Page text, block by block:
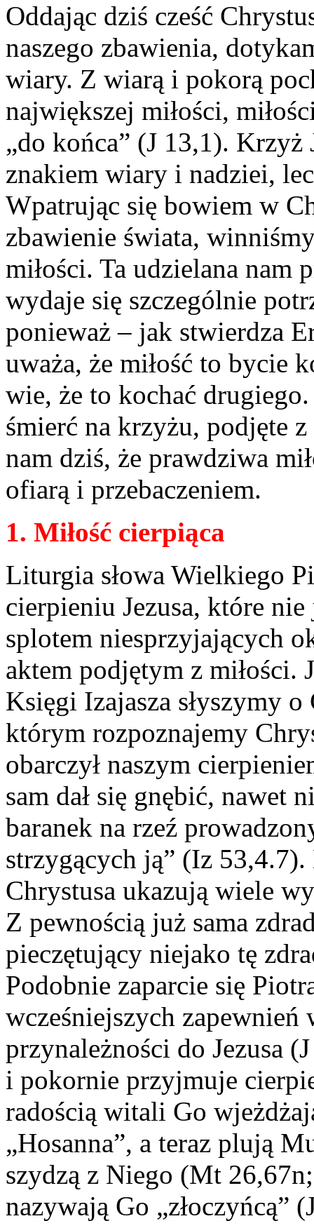
Oddając dziś cześć
naszego zbawienia,
wiary. Z wiarą i pokorą
największej miłości,
„do końca” (J 13,1). Krzyż
znakiem wiary i nadziei,
Wpatrując się bowiem w
zbawienie świata,
miłości. Ta udzielana nam
wydaje się szczególnie
ponieważ – jak stwierdza
uważa, że miłość to bycie
wie, że to kochać
śmierć na krzyżu, podjęte
nam dziś, że prawdziwa
ofiarą i przebaczeniem.
1. Miłość cierpiąca
Liturgia słowa Wielkiego
cierpieniu Jezusa, które
splotem niesprzyjających
aktem podjętym z miłości.
Księgi Izajasza słyszymy
którym rozpoznajemy
obarczył naszym
sam dał się gnębić, nawet
baranek na rzeź
strzygących ją” (Iz
Chrystusa ukazują wiele
Z pewnością już sama
pieczętujący niejako tę
Podobnie zaparcie się
wcześniejszych
przynależności do Jezusa
i pokornie przyjmuje
radością witali Go
„Hosanna”, a teraz plują
szydzą z Niego (Mt
nazywają Go „złoczyńcą”